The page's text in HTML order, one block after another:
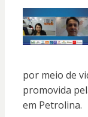
por meio de
promovida
em Petrolina.